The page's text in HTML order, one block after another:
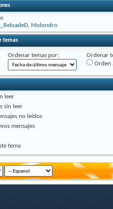
, Molondro
temas
Ordenar temas por:
Ordenar
Orden
leer
sin leer
no leídos
mensajes
tema